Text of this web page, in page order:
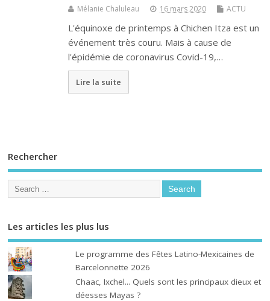
Mélanie Chaluleau 16 mars 2020 ACTU
L'équinoxe de printemps à Chichen Itza est un
événement très couru. Mais à cause de
l'épidémie de coronavirus Covid-19,…
Lire la suite
Rechercher
Les articles les plus lus
Le programme des Fêtes Latino-Mexicaines de
Barcelonnette 2026
Chaac, Ixchel... Quels sont les principaux dieux et
déesses Mayas ?